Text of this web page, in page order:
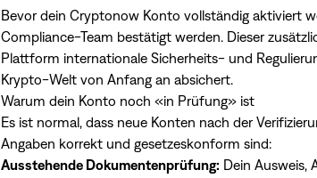
Bevor dein Cryptonow Konto vollständig aktiviert
Compliance-Team bestätigt werden. Dieser
Plattform internationale Sicherheits- und
Krypto-Welt von Anfang an absichert.
Warum dein Konto noch «in Prüfung» ist
Es ist normal, dass neue Konten nach der
Angaben korrekt und gesetzeskonform sind:
Ausstehende Dokumentenprüfung: Dein Ausweis,